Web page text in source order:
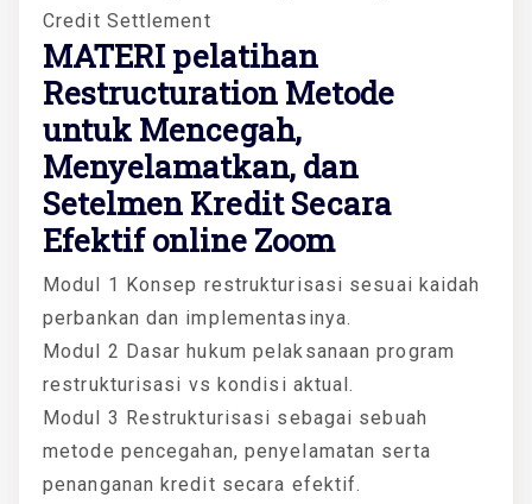
Credit Settlement
MATERI pelatihan
Restructuration Metode
untuk Mencegah,
Menyelamatkan, dan
Setelmen Kredit Secara
Efektif online Zoom
Modul 1 Konsep restrukturisasi sesuai kaidah
perbankan dan implementasinya.
Modul 2 Dasar hukum pelaksanaan program
restrukturisasi vs kondisi aktual.
Modul 3 Restrukturisasi sebagai sebuah
metode pencegahan, penyelamatan serta
penanganan kredit secara efektif.